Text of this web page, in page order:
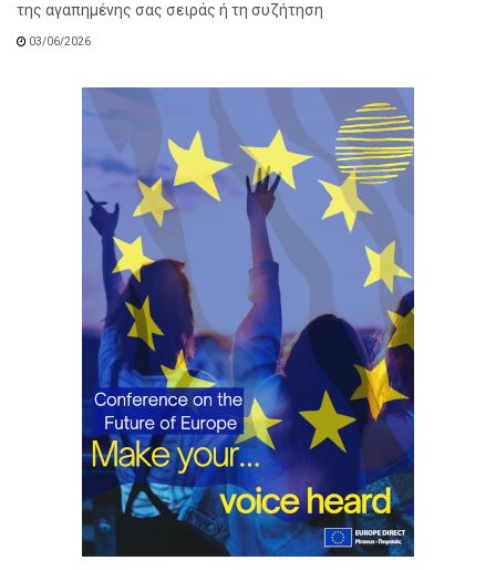
της αγαπημένης σας σειράς ή τη συζήτηση
03/06/2026